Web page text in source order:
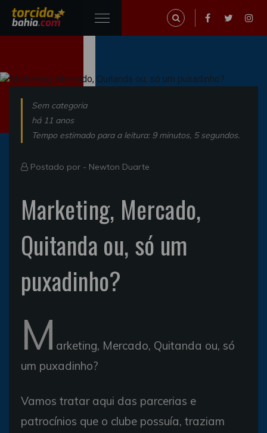
Sem categoria
há 11 anos
Tempo estimado para a leitura: 9 minutos, 5 segundos.
Postado por - Newton Duarte
Marketing, Mercado,
Quitanda ou, só um
puxadinho?
M arketing, Mercado, Quitanda ou, só
um puxadinho?
Vamos tratar aqui das parcerias e
patrocínios que o clube possuía, traziam